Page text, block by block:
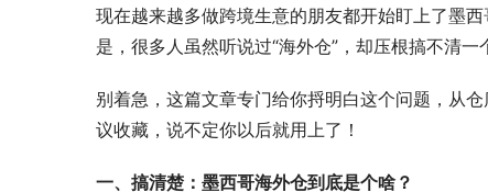
现在越来越多做跨境生意的朋友都开始盯上了墨
是，很多人虽然听说过“海外仓”，却压根搞不清一
别着急，这篇文章专门给你捋明白这个问题，从
议收藏，说不定你以后就用上了！
一、搞清楚：墨西哥海外仓到底是个啥？